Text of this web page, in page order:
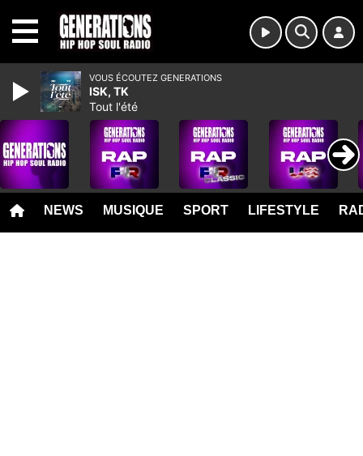
NEWS MUSIQUE SPORT LIFESTYLE
VOUS ÉCOUTEZ GENERATIONS
ISK, TK
Tout l'été